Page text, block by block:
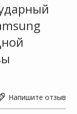
Напишите отзыв